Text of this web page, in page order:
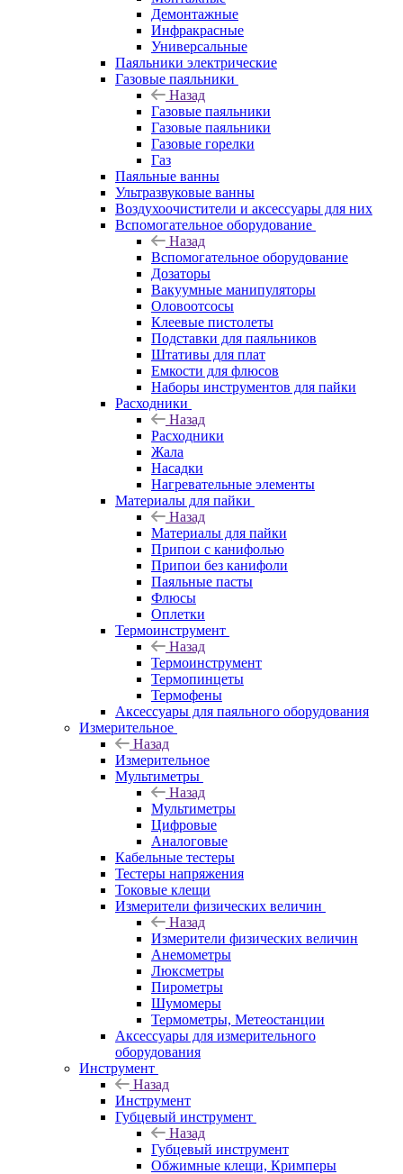
Демонтажные
Инфракрасные
Универсальные
Паяльники электрические
Газовые паяльники
Назад
Газовые паяльники
Газовые паяльники
Газовые горелки
Газ
Паяльные ванны
Ультразвуковые ванны
Воздухоочистители и аксессуары для них
Вспомогательное оборудование
Назад
Вспомогательное оборудование
Дозаторы
Вакуумные манипуляторы
Оловоотсосы
Клеевые пистолеты
Подставки для паяльников
Штативы для плат
Емкости для флюсов
Наборы инструментов для пайки
Расходники
Назад
Расходники
Жала
Насадки
Нагревательные элементы
Материалы для пайки
Назад
Материалы для пайки
Припои с канифолью
Припои без канифоли
Паяльные пасты
Флюсы
Оплетки
Термоинструмент
Назад
Термоинструмент
Термопинцеты
Термофены
Аксессуары для паяльного оборудования
Измерительное
Назад
Измерительное
Мультиметры
Назад
Мультиметры
Цифровые
Аналоговые
Кабельные тестеры
Тестеры напряжения
Токовые клещи
Измерители физических величин
Назад
Измерители физических величин
Анемометры
Люксметры
Пирометры
Шумомеры
Термометры, Метеостанции
Аксессуары для измерительного
оборудования
Инструмент
Назад
Инструмент
Губцевый инструмент
Назад
Губцевый инструмент
Обжимные клещи, Кримперы